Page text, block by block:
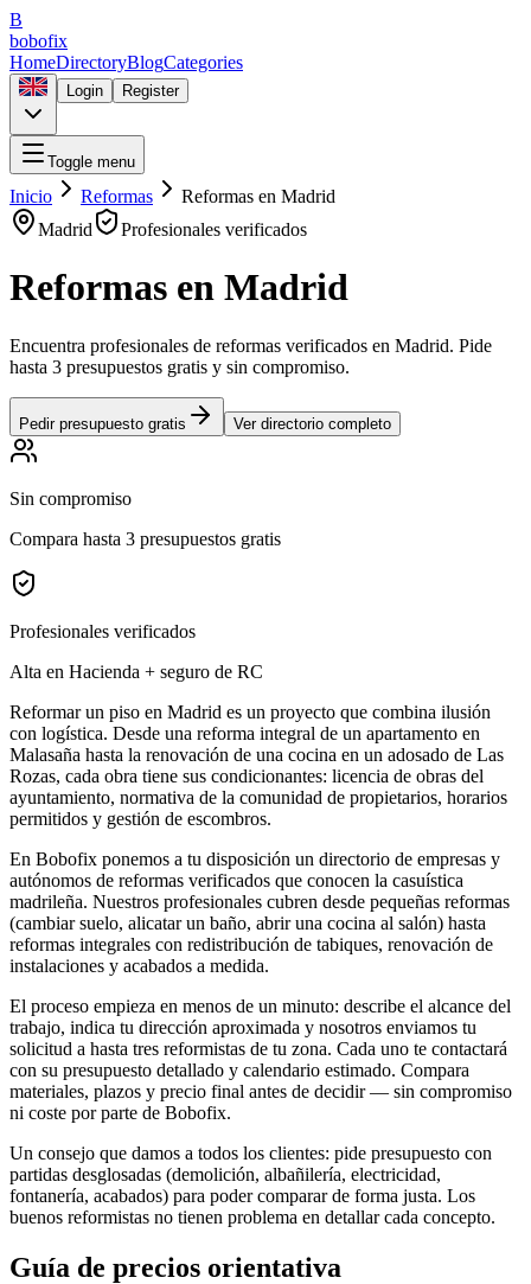
B
bobofix
HomeDirectoryBlogCategories
Login Register
Toggle menu
Inicio Reformas Reformas en Madrid
Madrid
Profesionales verificados
Reformas en Madrid
Encuentra profesionales de reformas verificados en Madrid. Pide
hasta 3 presupuestos gratis y sin compromiso.
Pedir presupuesto gratis Ver directorio completo
Sin compromiso
Compara hasta 3 presupuestos gratis
Profesionales verificados
Alta en Hacienda + seguro de RC
Reformar un piso en Madrid es un proyecto que combina ilusión
con logística. Desde una reforma integral de un apartamento en
Malasaña hasta la renovación de una cocina en un adosado de Las
Rozas, cada obra tiene sus condicionantes: licencia de obras del
ayuntamiento, normativa de la comunidad de propietarios, horarios
permitidos y gestión de escombros.
En Bobofix ponemos a tu disposición un directorio de empresas y
autónomos de reformas verificados que conocen la casuística
madrileña. Nuestros profesionales cubren desde pequeñas reformas
(cambiar suelo, alicatar un baño, abrir una cocina al salón) hasta
reformas integrales con redistribución de tabiques, renovación de
instalaciones y acabados a medida.
El proceso empieza en menos de un minuto: describe el alcance del
trabajo, indica tu dirección aproximada y nosotros enviamos tu
solicitud a hasta tres reformistas de tu zona. Cada uno te contactará
con su presupuesto detallado y calendario estimado. Compara
materiales, plazos y precio final antes de decidir — sin compromiso
ni coste por parte de Bobofix.
Un consejo que damos a todos los clientes: pide presupuesto con
partidas desglosadas (demolición, albañilería, electricidad,
fontanería, acabados) para poder comparar de forma justa. Los
buenos reformistas no tienen problema en detallar cada concepto.
Guía de precios orientativa